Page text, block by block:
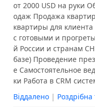
от 2000 USD на руки
одаж Продажа
квартиры для клиента
с готовыми и
й России и странам
базе) Проведение
е Самостоятельное
ки Работа в CRM
Віддалено | Роздрібна